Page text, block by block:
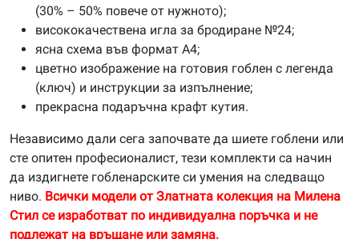
(30% – 50% повече от нужното);
висококачествена игла за бродиране №24;
ясна схема във формат А4;
цветно изображение на готовия гоблен с легенда
(ключ) и инструкции за изпълнение;
прекрасна подаръчна крафт кутия.
Независимо дали сега започвате да шиете гоблени или
сте опитен професионалист, тези комплекти са начин
да издигнете гобленарските си умения на следващо
ниво. Всички модели от Златната колекция на Милена
Стил се изработват по индивидуална поръчка и не
подлежат на връщане или замяна.